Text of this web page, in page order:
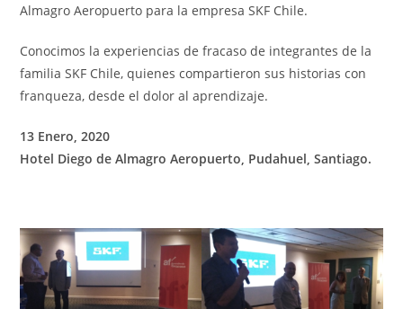
Almagro Aeropuerto para la empresa SKF Chile.
Conocimos la experiencias de fracaso de integrantes de la
familia SKF Chile, quienes compartieron sus historias con
franqueza, desde el dolor al aprendizaje.
13 Enero, 2020
Hotel Diego de Almagro Aeropuerto, Pudahuel, Santiago.